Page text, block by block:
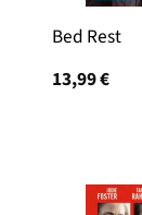
Bed Rest
13,99€